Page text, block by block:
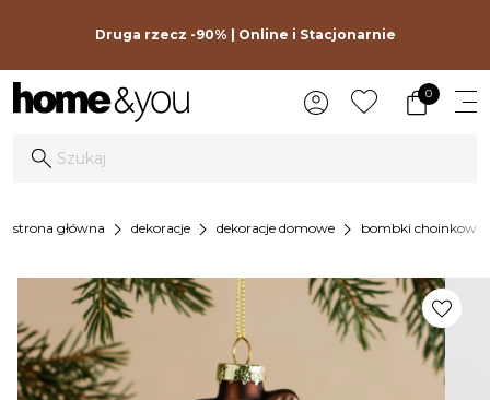
Druga rzecz -90% | Online i Stacjonarnie
0
strona główna chevron_right dekoracje chevron_right dekoracje domowe chevron_right bombki choinkowe
favorite